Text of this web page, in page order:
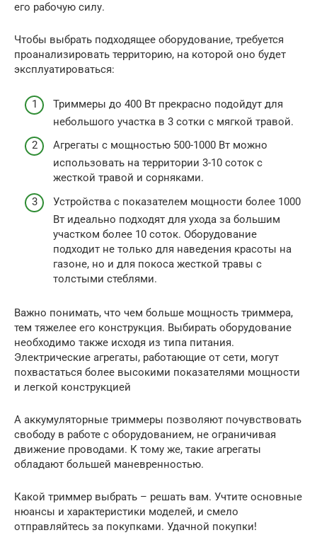
его рабочую силу.
Чтобы выбрать подходящее оборудование, требуется
проанализировать территорию, на которой оно будет
эксплуатироваться:
Триммеры до 400 Вт прекрасно подойдут для
небольшого участка в 3 сотки с мягкой травой.
Агрегаты с мощностью 500-1000 Вт можно
использовать на территории 3-10 соток с
жесткой травой и сорняками.
Устройства с показателем мощности более 1000
Вт идеально подходят для ухода за большим
участком более 10 соток. Оборудование
подходит не только для наведения красоты на
газоне, но и для покоса жесткой травы с
толстыми стеблями.
Важно понимать, что чем больше мощность триммера,
тем тяжелее его конструкция. Выбирать оборудование
необходимо также исходя из типа питания.
Электрические агрегаты, работающие от сети, могут
похвастаться более высокими показателями мощности
и легкой конструкцией
А аккумуляторные триммеры позволяют почувствовать
свободу в работе с оборудованием, не ограничивая
движение проводами. К тому же, такие агрегаты
обладают большей маневренностью.
Какой триммер выбрать – решать вам. Учтите основные
нюансы и характеристики моделей, и смело
отправляйтесь за покупками. Удачной покупки!